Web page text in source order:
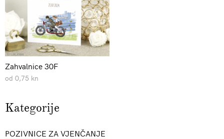
Zahvalnice 30F
od 0,75 kn
Kategorije
POZIVNICE ZA VJENČANJE